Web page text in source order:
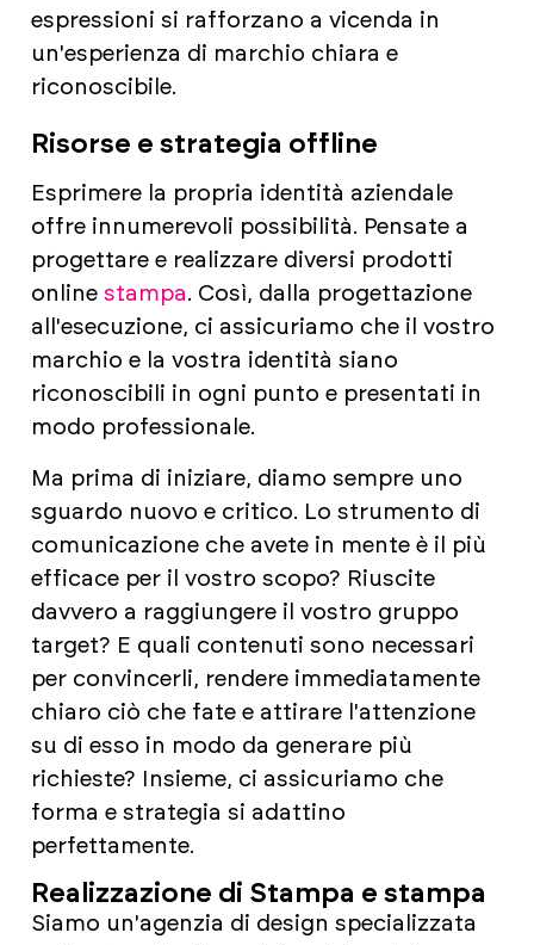
espressioni si rafforzano a vicenda in
un'esperienza di marchio chiara e
riconoscibile.
Risorse e strategia offline
Esprimere la propria identità aziendale
offre innumerevoli possibilità. Pensate a
progettare e realizzare diversi prodotti
online stampa. Così, dalla progettazione
all'esecuzione, ci assicuriamo che il vostro
marchio e la vostra identità siano
riconoscibili in ogni punto e presentati in
modo professionale.
Ma prima di iniziare, diamo sempre uno
sguardo nuovo e critico. Lo strumento di
comunicazione che avete in mente è il più
efficace per il vostro scopo? Riuscite
davvero a raggiungere il vostro gruppo
target? E quali contenuti sono necessari
per convincerli, rendere immediatamente
chiaro ciò che fate e attirare l'attenzione
su di esso in modo da generare più
richieste? Insieme, ci assicuriamo che
forma e strategia si adattino
perfettamente.
Realizzazione di Stampa e stampa
Siamo un'agenzia di design specializzata